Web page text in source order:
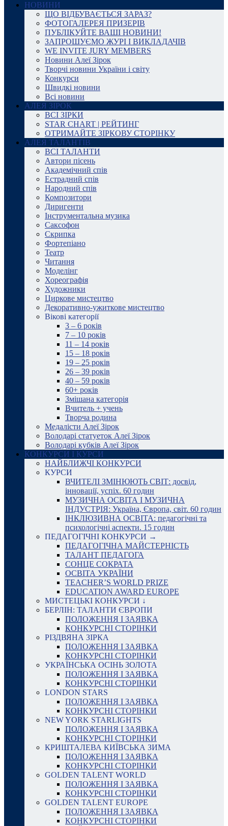
НОВИНИ
ЩО ВІДБУВАЄТЬСЯ ЗАРАЗ?
ФОТОГАЛЕРЕЯ ПРИЗЕРІВ
ПУБЛІКУЙТЕ ВАШІ НОВИНИ!
ЗАПРОШУЄМО ЖУРІ І ВИКЛАДАЧІВ
WE INVITE JURY MEMBERS
Новини Алеї Зірок
Творчі новини України і світу
Конкурси
Швидкі новини
Всі новини
АЛЕЯ ЗІРОК
ВСІ ЗІРКИ
STAR CHART | РЕЙТИНГ
ОТРИМАЙТЕ ЗІРКОВУ СТОРІНКУ
АЛЕЯ ТАЛАНТІВ
ВСІ ТАЛАНТИ
Автори пісень
Академічний спів
Естрадний спів
Народний спів
Композитори
Диригенти
Інструментальна музика
Саксофон
Скрипка
Фортепіано
Театр
Читання
Моделінг
Хореографія
Художники
Циркове мистецтво
Декоративно-ужиткове мистецтво
Вікові категорії
3 – 6 років
7 – 10 років
11 – 14 років
15 – 18 років
19 – 25 років
26 – 39 років
40 – 59 років
60+ років
Змішана категорія
Вчитель + учень
Творча родина
Медалісти Алеї Зірок
Володарі статуеток Алеї Зірок
Володарі кубків Алеї Зірок
КОНКУРСИ І КУРСИ
НАЙБЛИЖЧІ КОНКУРСИ
КУРСИ
ВЧИТЕЛІ ЗМІНЮЮТЬ СВІТ: досвід,
інновації, успіх. 60 годин
МУЗИЧНА ОСВІТА І МУЗИЧНА
ІНДУСТРІЯ: Україна, Європа, світ. 60 годин
ІНКЛЮЗИВНА ОСВІТА: педагогічні та
психологічні аспекти. 15 годин
ПЕДАГОГІЧНІ КОНКУРСИ →
ПЕДАГОГІЧНА МАЙСТЕРНІСТЬ
ТАЛАНТ ПЕДАГОГА
СОНЦЕ СОКРАТА
ОСВІТА УКРАЇНИ
TEACHER’S WORLD PRIZE
EDUCATION AWARD EUROPE
МИСТЕЦЬКІ КОНКУРСИ ↓
БЕРЛІН: ТАЛАНТИ ЄВРОПИ
ПОЛОЖЕННЯ І ЗАЯВКА
КОНКУРСНІ СТОРІНКИ
РІЗДВЯНА ЗІРКА
ПОЛОЖЕННЯ І ЗАЯВКА
КОНКУРСНІ СТОРІНКИ
УКРАЇНСЬКА ОСІНЬ ЗОЛОТА
ПОЛОЖЕННЯ І ЗАЯВКА
КОНКУРСНІ СТОРІНКИ
LONDON STARS
ПОЛОЖЕННЯ І ЗАЯВКА
КОНКУРСНІ СТОРІНКИ
NEW YORK STARLIGHTS
ПОЛОЖЕННЯ І ЗАЯВКА
КОНКУРСНІ СТОРІНКИ
КРИШТАЛЕВА КИЇВСЬКА ЗИМА
ПОЛОЖЕННЯ І ЗАЯВКА
КОНКУРСНІ СТОРІНКИ
GOLDEN TALENT WORLD
ПОЛОЖЕННЯ І ЗАЯВКА
КОНКУРСНІ СТОРІНКИ
GOLDEN TALENT EUROPE
ПОЛОЖЕННЯ І ЗАЯВКА
КОНКУРСНІ СТОРІНКИ